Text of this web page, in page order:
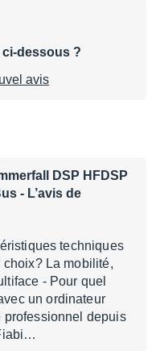
ci-dessous ?
avis
DSP HFDSP
- L’avis de
techniques
choix? La mobilité,
- Pour quel
un ordinateur
professionnel depuis